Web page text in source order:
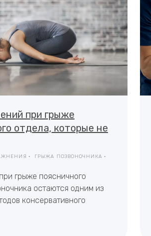
при грыже
отдела, которые не
ГРЫЖА ПОЗВОНОЧНИКА
грыже поясничного
остаются одним из
консервативного